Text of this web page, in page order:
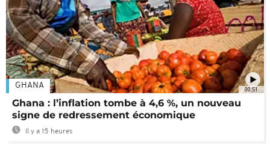
00:51
GHANA
Ghana : l’inflation tombe à 4,6 %, un nouveau
signe de redressement économique
Il y a 15 heures